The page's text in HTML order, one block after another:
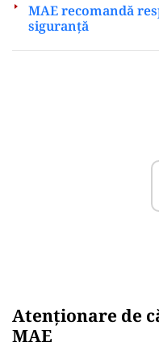
MAE recomandă
siguranță
Atenționare de
MAE